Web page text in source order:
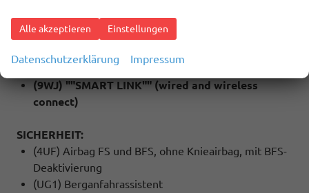
MULTIMEDIA UND KOMMUNIKATION:
(QV3) Digitaler Radioempfang (DAB+)
(QH1) Sprachsteuerung
(9WJ) ""SMART LINK"" (wired and wireless
connect)
SICHERHEIT:
(4UF) Airbag FS und BFS, ohne Knieairbag, mit BFS-
Deaktivierung
(UG1) Berganfahrassistent
Alle akzeptieren Einstellungen
Datenschutzerklärung Impressum